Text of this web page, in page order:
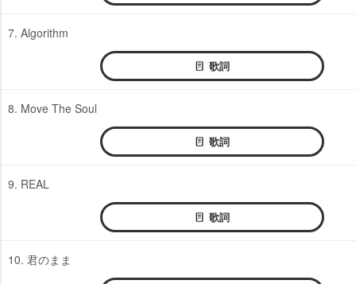
7. Algorithm
歌詞
8. Move The Soul
歌詞
9. REAL
歌詞
10. 君のまま